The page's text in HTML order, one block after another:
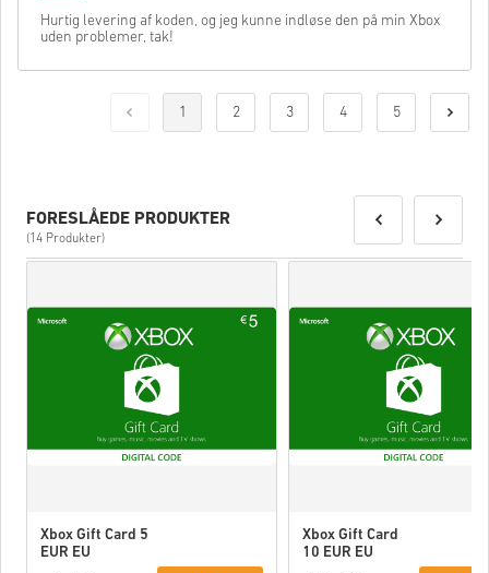
Hurtig levering af koden, og jeg kunne indløse den på min Xbox
uden problemer, tak!
1 2 3 4 5
FORESLÅEDE PRODUKTER
(14 Produkter)
Xbox Gift Card 5
EUR EU
Xbox Gift Card
10 EUR EU